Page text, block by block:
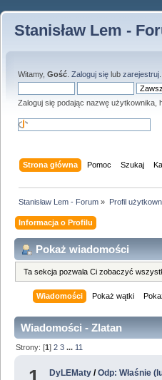
Stanisław Lem -
Witamy, Gość Zaloguj się lub zarejestruj
Zaloguj się podając nazwę użytkownika,
Strona główna Pomoc Szukaj
Stanisław Lem - Forum » Profil
Informacja o Profilu
Pokaż wiadomości
Ta sekcja pozwala Ci zobaczyć
Wiadomości Pokaż wątki
Wiadomości - Zlatan
Strony: [1]2 3 ... 11
DyLEMaty /Odp: Właśnie